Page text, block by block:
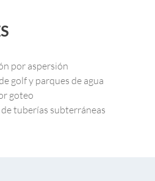
por aspersión
golf y parques de agua
goteo
tuberías subterráneas